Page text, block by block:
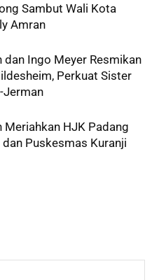
Sambut Wali Kota
Amran
dan Ingo Meyer Resmikan
Perkuat Sister
Jerman
Meriahkan HJK Padang
Puskesmas Kuranji